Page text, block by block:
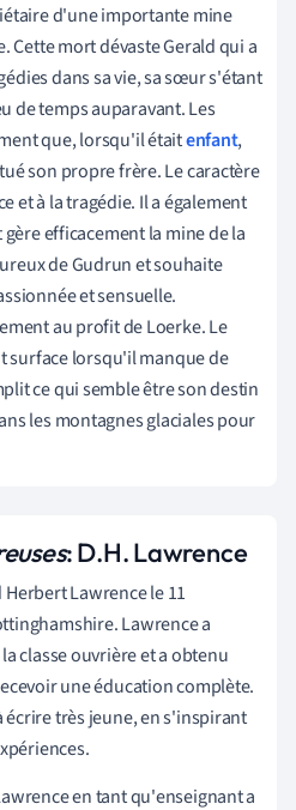
d'une importante mine
Cette mort dévaste Gerald qui a
dans sa vie, sa sœur s'étant
de temps auparavant. Les
que, lorsqu'il étaitenfant,
son propre frère. Le caractère
et à la tragédie. Il a également
efficacement la mine de la
de Gudrun et souhaite
et sensuelle.
au profit de Loerke. Le
surface lorsqu'il manque de
ce qui semble être son destin
les montagnes glaciales pour
: D.H. Lawrence
Herbert Lawrence le 11
Lawrence a
classe ouvrière et a obtenu
une éducation complète.
écrire très jeune, en s'inspirant
en tant qu'enseignant a